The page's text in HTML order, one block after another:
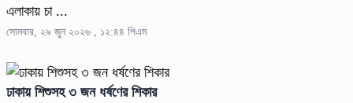
এলাকায় চা ...
সোমবার, ২৯ জুন ২০২৬ , ১২:৪৪ পিএম
ঢাকায় শিশুসহ ৩ জন ধর্ষণের শিকার